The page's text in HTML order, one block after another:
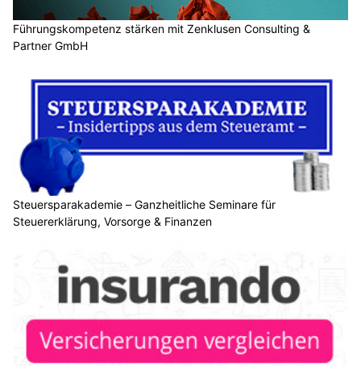
Führungskompetenz stärken mit Zenklusen Consulting &
Partner GmbH
Steuersparakademie – Ganzheitliche Seminare für
Steuererklärung, Vorsorge & Finanzen